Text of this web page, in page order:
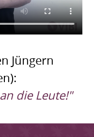
Jüngern
die Leute!"